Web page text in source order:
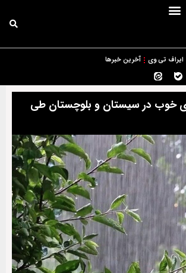
ایراف تی وی آخرین خبرها
خوب در سیستان و بلوچستان طی